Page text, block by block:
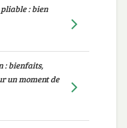
: bien
: bienfaits,
un moment de